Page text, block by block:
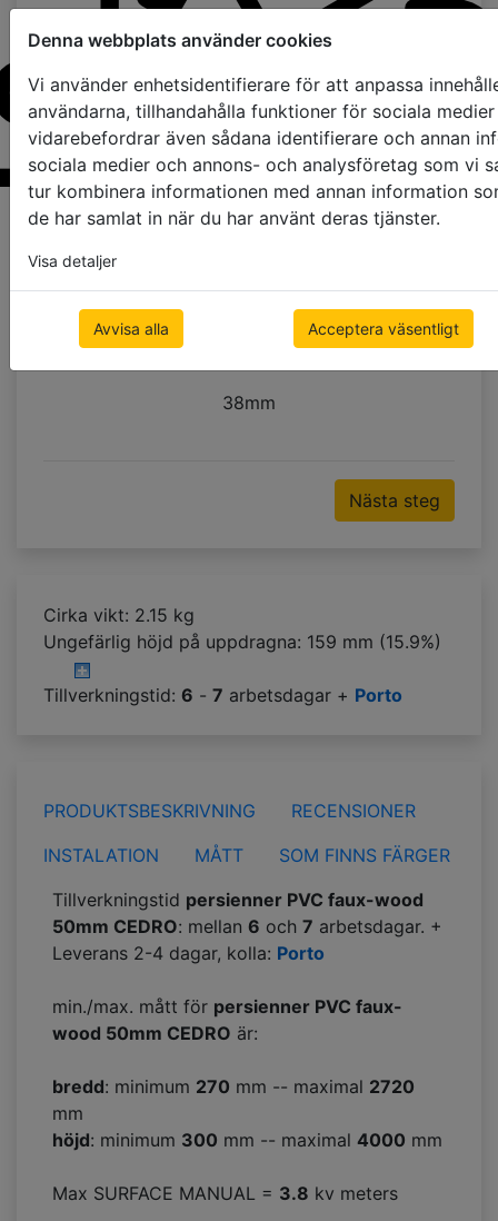
Denna webbplats använder cookies
Vi använder enhetsidentifierare för att anpassa
användarna, tillhandahålla funktioner för sociala
vidarebefordrar även sådana identifierare och annan
sociala medier och annons- och analysföretag som vi
tur kombinera informationen med annan information
de har samlat in när du har använt deras tjänster.
Visa detaljer
Avvisa alla Acceptera väsentligt
Beställa prover
Stegband Färg
använd stegsnöre 25mm
10mm
38mm
Nästa steg
Cirka vikt: 2.15 kg
Ungefärlig höjd på uppdragna: 159 mm (15.9%)
Tillverkningstid: 6 - 7 arbetsdagar + Porto
PRODUKTSBESKRIVNING
RECENSIONER
INSTALATION
MÅTT
SOM FINNS FÄRGER
Tillverkningstid persienner PVC faux-wood
50mm CEDRO: mellan 6 och 7 arbetsdagar. +
Leverans 2-4 dagar, kolla: Porto
min./max. mått för persienner PVC faux-
wood 50mm CEDRO är:
bredd: minimum 270 mm -- maximal 2720
mm
höjd: minimum 300 mm -- maximal 4000 mm
Max SURFACE MANUAL = 3.8 kv meters